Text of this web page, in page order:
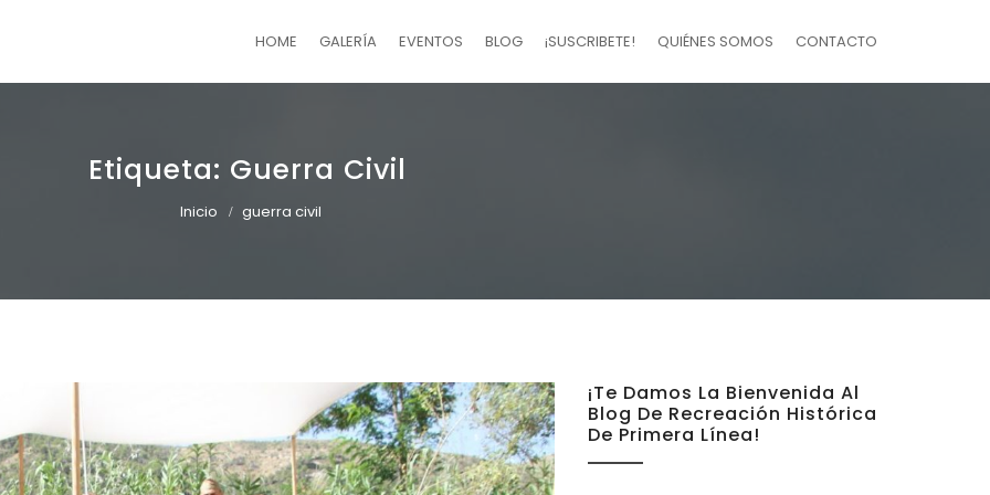
HOME GALERÍA EVENTOS BLOG ¡SUSCRIBETE! QUIÉNES SOMOS CONTACTO
Etiqueta: Guerra Civil
Inicio guerra civil
¡Te Damos La Bienvenida Al
Blog De Recreación Histórica
De Primera Línea!